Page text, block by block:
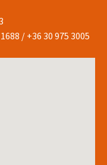
/ +36 30 975 3005